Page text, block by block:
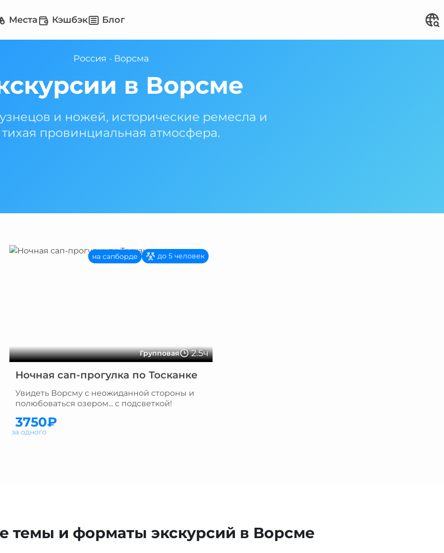
Места Кэшбэк Блог
Россия - Ворсма
в Ворсме
и ножей, исторические ремесла и
тихая провинциальная атмосфера.
Групповая 2.5ч
на сапборде до 5 человек
Ночная сап-прогулка по Тосканке
Увидеть Ворсму с неожиданной стороны и
полюбоваться озером... с подсветкой!
3750₽
за одного
темы и форматы экскурсий в Ворсме